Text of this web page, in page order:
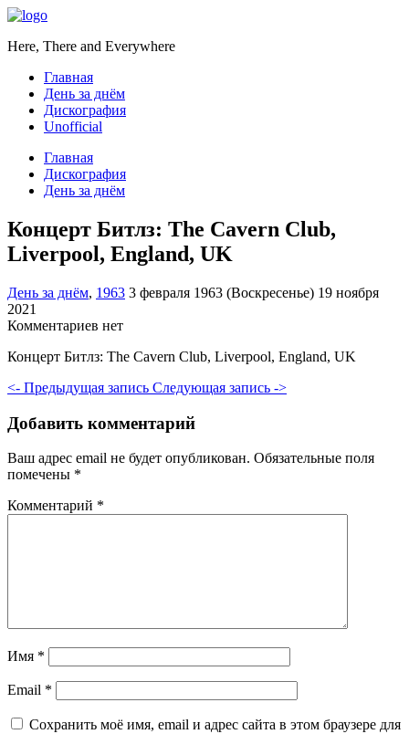
Here, There and Everywhere
Главная
День за днём
Дискография
Unofficial
Главная
Дискография
День за днём
Концерт Битлз: The Cavern Club,
Liverpool, England, UK
День за днём, 1963 3 февраля 1963 (Воскресенье) 19 ноября
2021
Комментариев нет
Концерт Битлз: The Cavern Club, Liverpool, England, UK
<- Предыдущая запись Следующая запись ->
Добавить комментарий
Ваш адрес email не будет опубликован. Обязательные поля
помечены *
Комментарий *
Имя *
Email *
Сохранить моё имя, email и адрес сайта в этом браузере для